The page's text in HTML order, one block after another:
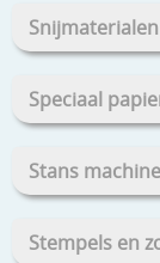
Snijmaterialen
Speciaal
Stans
Stempels en